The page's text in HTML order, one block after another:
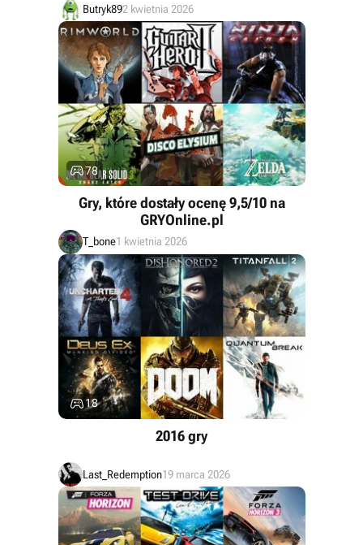
Butryk892 kwietnia 2026
78
Gry, które dostały ocenę 9,5/10 na
GRYOnline.pl
T_bone1 kwietnia 2026
18
2016 gry
Last_Redemption19 marca 2026